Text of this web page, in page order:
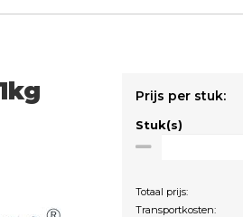
Prijs per stuk:
Stuk(s)
Totaal prijs:
Transportkosten: